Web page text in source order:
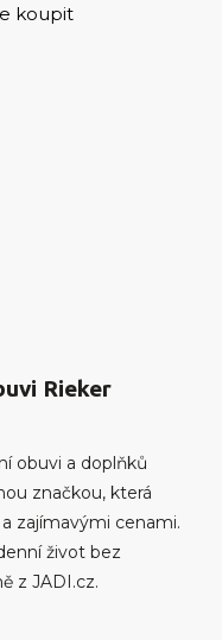
koupit
Rieker
obuvi a doplňků
značkou, která
zajímavými cenami.
život bez
z JADI.cz.